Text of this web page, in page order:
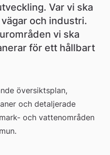
Var vi ska
och industri.
vi ska
för ett hållbart
översiktsplan,
och detaljerade
och vattenområden